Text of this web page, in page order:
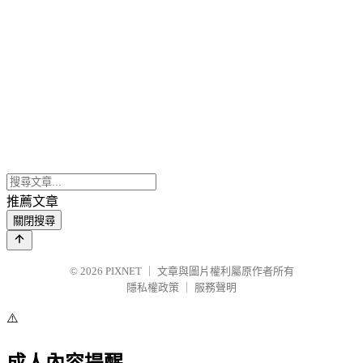
推薦文章
關閉搜尋
© 2026 PIXNET
文章與圖片權利屬原作者所有
隱私權政策
服務聲明
⚠️